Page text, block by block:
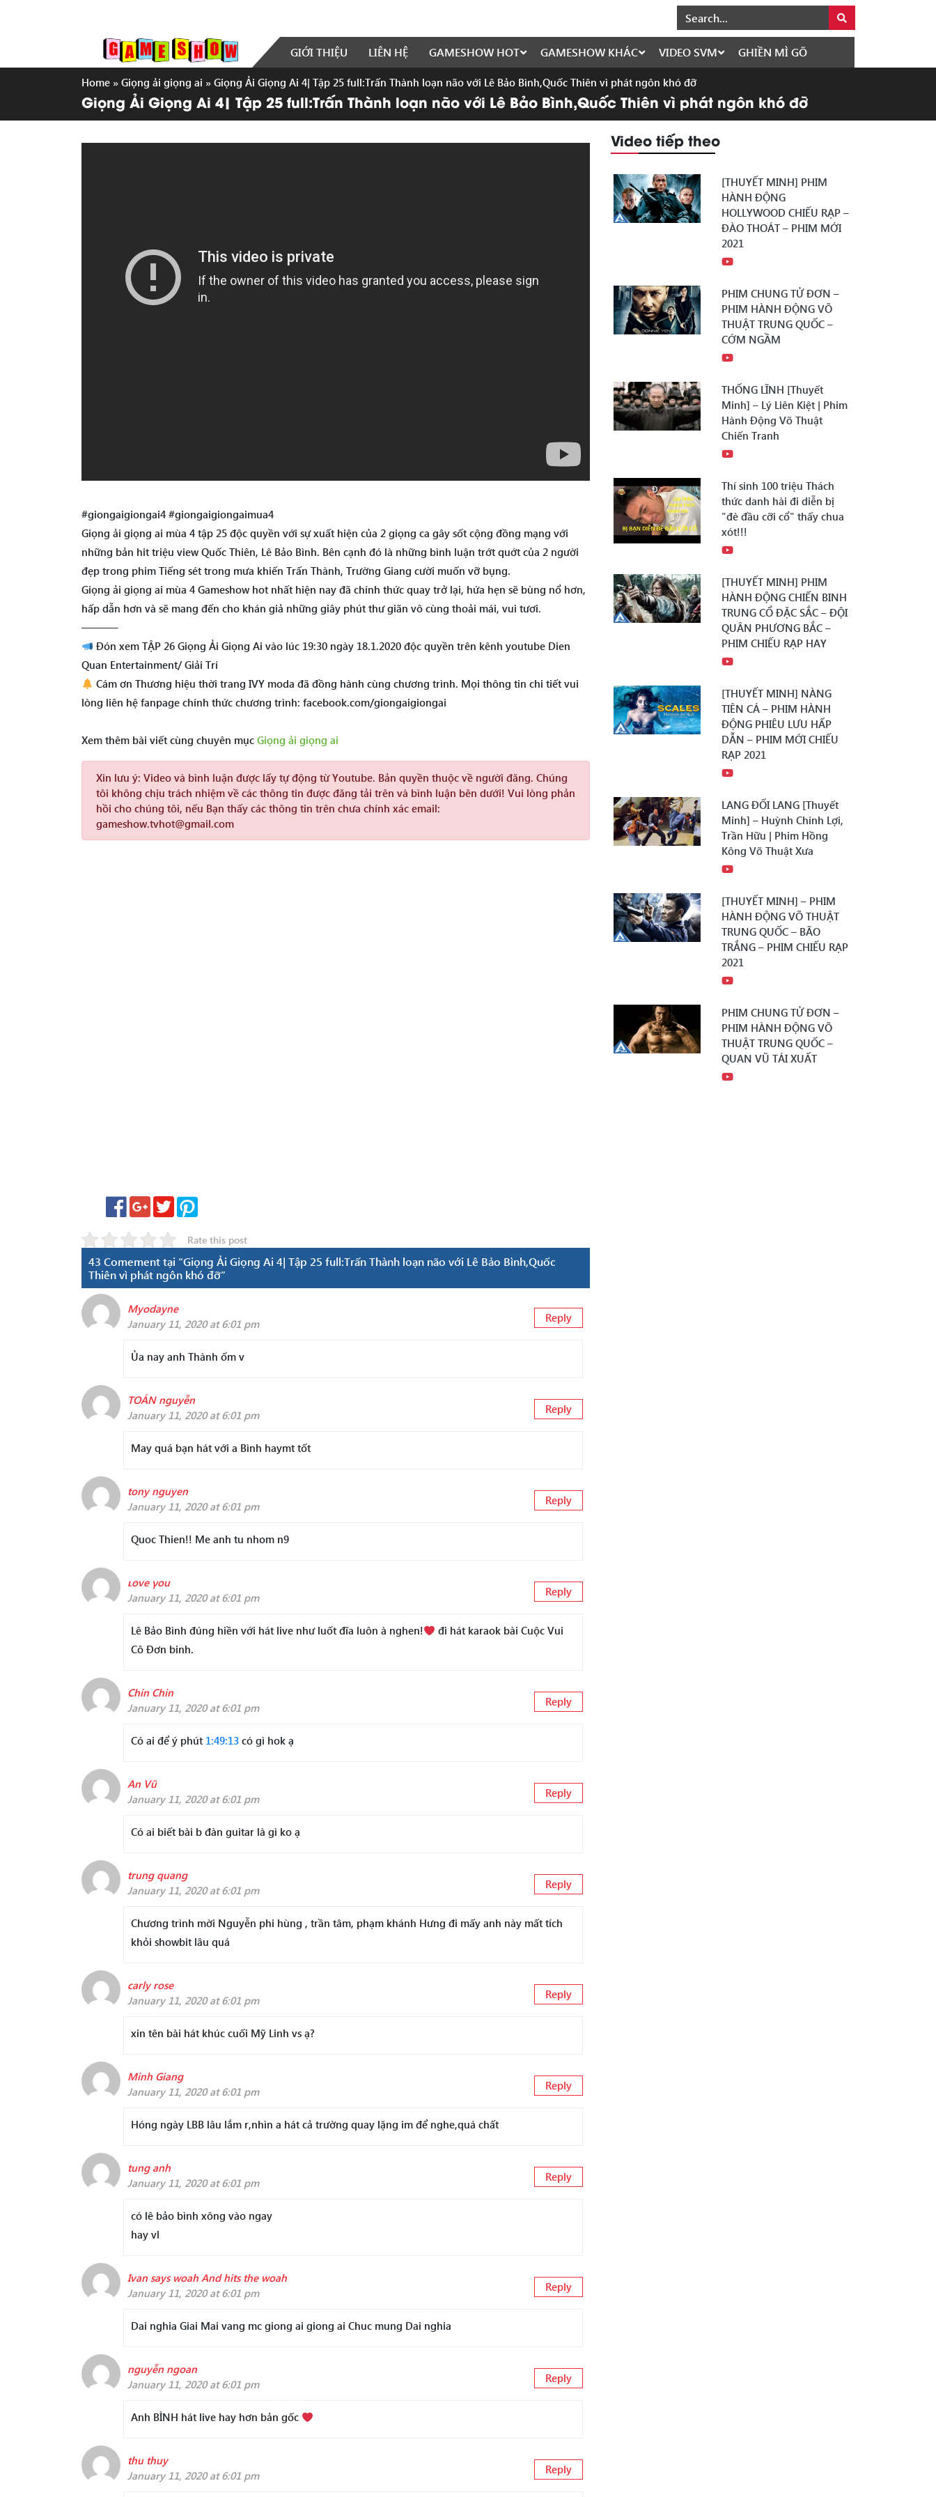
GIỚI THIỆU LIÊN HỆ GAMESHOW HOT GAMESHOW KHÁC VIDEO SVM GHIỀN MÌ GÕ
Home » Giọng ải giọng ai » Giọng Ải Giọng Ai 4| Tập 25 full:Trấn Thành loạn não với Lê Bảo Bình,Quốc Thiên vì phát ngôn khó đỡ
Giọng Ải Giọng Ai 4| Tập 25 full:Trấn Thành loạn não với Lê Bảo Bình,Quốc Thiên vì phát ngôn khó đỡ
#giongaigiongai4 #giongaigiongaimua4
Giọng ải giọng ai mùa 4 tập 25 độc quyền với sự xuất hiện của 2 giọng ca gây sốt cộng đồng mạng với
những bản hit triệu view Quốc Thiên, Lê Bảo Bình. Bên cạnh đó là những bình luận trớt quớt của 2 người
đẹp trong phim Tiếng sét trong mưa khiến Trấn Thành, Trường Giang cười muốn vỡ bụng.
Giọng ải giọng ai mùa 4 Gameshow hot nhất hiện nay đã chính thức quay trở lại, hứa hẹn sẽ bùng nổ hơn,
hấp dẫn hơn và sẽ mang đến cho khán giả những giây phút thư giãn vô cùng thoải mái, vui tươi.
———–
Đón xem TẬP 26 Giọng Ải Giọng Ai vào lúc 19:30 ngày 18.1.2020 độc quyền trên kênh youtube Dien
Quan Entertainment/ Giải Trí
Cám ơn Thương hiệu thời trang IVY moda đã đồng hành cùng chương trình. Mọi thông tin chi tiết vui
lòng liên hệ fanpage chính thức chương trình: facebook.com/giongaigiongai
Xem thêm bài viết cùng chuyên mục Giọng ải giọng ai
Xin lưu ý: Video và bình luận được lấy tự động từ Youtube. Bản quyền thuộc về người đăng. Chúng
tôi không chịu trách nhiệm về các thông tin được đăng tải trên và bình luận bên dưới! Vui lòng phản
hồi cho chúng tôi, nếu Bạn thấy các thông tin trên chưa chính xác email:
gameshow.tvhot@gmail.com
Rate this post
43 Comement tại “Giọng Ải Giọng Ai 4| Tập 25 full:Trấn Thành loạn não với Lê Bảo Bình,Quốc
Thiên vì phát ngôn khó đỡ”
Myodayne
January 11, 2020 at 6:01 pm
Reply
Ủa nay anh Thành ốm v
TOÁN nguyễn
January 11, 2020 at 6:01 pm
Reply
May quá bạn hát với a Bình haymt tốt
tony nguyen
January 11, 2020 at 6:01 pm
Reply
Quoc Thien!! Me anh tu nhom n9
ʟove γou
January 11, 2020 at 6:01 pm
Reply
Lê Bảo Bình đúng hiền với hát live như luốt đĩa luôn à nghen!
đi hát karaok bài Cuộc Vui
Cô Đơn binh.
Chin Chin
January 11, 2020 at 6:01 pm
Reply
Có ai để ý phút 1:49:13 có gì hok ạ
An Vũ
January 11, 2020 at 6:01 pm
Reply
Có ai biết bài b đàn guitar là gì ko ạ
trung quang
January 11, 2020 at 6:01 pm
Reply
Chương trình mời Nguyễn phi hùng , trần tâm, phạm khánh Hưng đi mấy anh này mất tích
khỏi showbit lâu quá
carly rose
January 11, 2020 at 6:01 pm
Reply
xin tên bài hát khúc cuối Mỹ Linh vs ạ?
Minh Giang
January 11, 2020 at 6:01 pm
Reply
Hóng ngày LBB lâu lắm r,nhìn a hát cả trường quay lặng im để nghe,quá chất
tung anh
January 11, 2020 at 6:01 pm
Reply
có lê bảo bình xông vào ngay
hay vl
Ivan says woah And hits the woah
January 11, 2020 at 6:01 pm
Reply
Dai nghia Giai Mai vang mc giong ai giong ai Chuc mung Dai nghia
nguyễn ngoan
January 11, 2020 at 6:01 pm
Reply
Anh BÌNH hát live hay hơn bản gốc
thu thuy
January 11, 2020 at 6:01 pm
Reply
Video tiếp theo
[THUYẾT MINH] PHIM
HÀNH ĐỘNG
HOLLYWOOD CHIẾU RẠP –
ĐÀO THOÁT – PHIM MỚI
2021
PHIM CHUNG TỬ ĐƠN –
PHIM HÀNH ĐỘNG VÕ
THUẬT TRUNG QUỐC –
CỚM NGẦM
THỐNG LĨNH [Thuyết
Minh] – Lý Liên Kiệt | Phim
Hành Động Võ Thuật
Chiến Tranh
Thí sinh 100 triệu Thách
thức danh hài đi diễn bị
"đè đầu cỡi cổ" thấy chua
xót!!!
[THUYẾT MINH] PHIM
HÀNH ĐỘNG CHIẾN BINH
TRUNG CỔ ĐẶC SẮC – ĐỘI
QUÂN PHƯƠNG BẮC –
PHIM CHIẾU RẠP HAY
[THUYẾT MINH] NÀNG
TIÊN CÁ – PHIM HÀNH
ĐỘNG PHIÊU LƯU HẤP
DẪN – PHIM MỚI CHIẾU
RẠP 2021
LANG ĐỐI LANG [Thuyết
Minh] – Huỳnh Chính Lợi,
Trần Hữu | Phim Hồng
Kông Võ Thuật Xưa
[THUYẾT MINH] – PHIM
HÀNH ĐỘNG VÕ THUẬT
TRUNG QUỐC – BÃO
TRẮNG – PHIM CHIẾU RẠP
2021
PHIM CHUNG TỬ ĐƠN –
PHIM HÀNH ĐỘNG VÕ
THUẬT TRUNG QUỐC –
QUAN VŨ TÁI XUẤT